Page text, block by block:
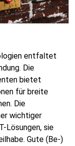
entfaltet
Die
bietet
für breite
Die
wichtiger
Lösungen, sie
Gute (Be-)